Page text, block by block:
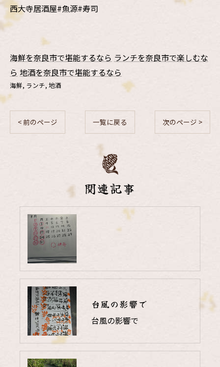
西大寺居酒屋#魚源#寿司
海鮮を奈良市で堪能するなら ランチを奈良市で楽しむな
ら 地酒を奈良市で堪能するなら
海鮮 ランチ 地酒
< 前のページ 一覧に戻る 次のページ >
関連記事
台風の影響で
台風の影響で